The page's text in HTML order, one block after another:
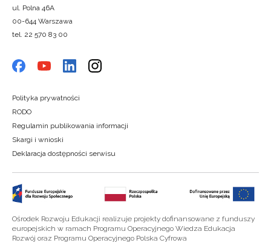
ul. Polna 46A
00-644 Warszawa
tel. 22 570 83 00
Polityka prywatności
RODO
Regulamin publikowania informacji
Skargi i wnioski
Deklaracja dostępności serwisu
Ośrodek Rozwoju Edukacji realizuje projekty dofinansowane z funduszy
europejskich w ramach Programu Operacyjnego Wiedza Edukacja
Rozwój oraz Programu Operacyjnego Polska Cyfrowa